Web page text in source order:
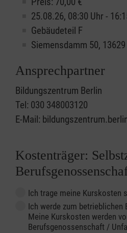
25.08.26, 08:30 Uhr -
Gebäudeteil F
Siemensdamm 50,
Ansprechpartner
Bildungszentrum Berlin
Tel: 030 348003120
E-Mail:
Kostenträger:
Ich trage meine Kurskosten
Ich werde zum betrieblichen
Meine Kurskosten werden
Berufsgenossenschaft /